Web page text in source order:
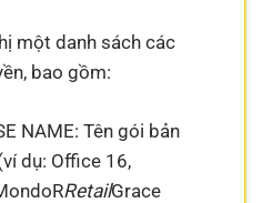
một danh sách các
bao gồm:
NAME: Tên gói bản
dụ: Office 16,
RetailGrace